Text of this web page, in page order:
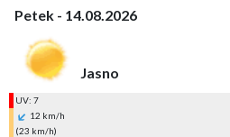
Petek - 14.08.2026
Jasno
UV: 7
12 km/h
(23 km/h)